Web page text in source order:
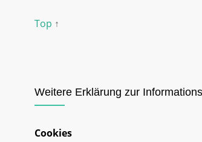
Top ↑
Weitere Erklärung zur
Cookies